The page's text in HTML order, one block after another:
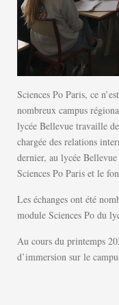
Sciences Po Paris, ce
nombreux campus
lycée Bellevue travaille
chargée des relations
dernier, au lycée
Sciences Po Paris et le
Les échanges ont été
module Sciences Po du
Au cours du printemps
d’immersion sur le